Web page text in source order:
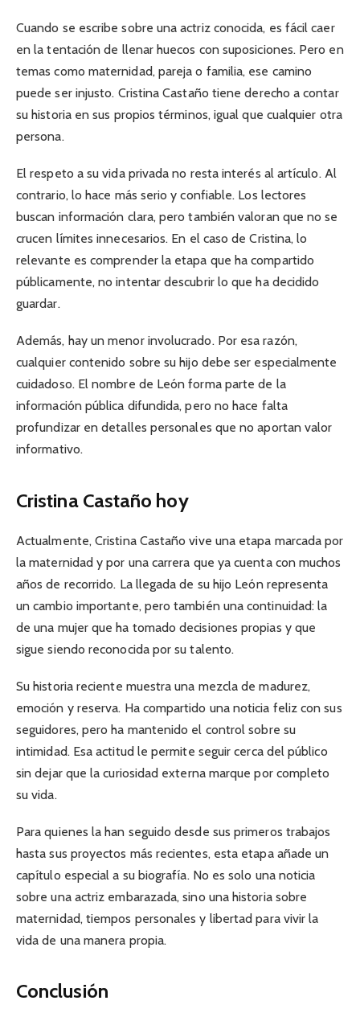
Cuando se escribe sobre una actriz conocida, es fácil caer
en la tentación de llenar huecos con suposiciones. Pero en
temas como maternidad, pareja o familia, ese camino
puede ser injusto. Cristina Castaño tiene derecho a contar
su historia en sus propios términos, igual que cualquier otra
persona.
El respeto a su vida privada no resta interés al artículo. Al
contrario, lo hace más serio y confiable. Los lectores
buscan información clara, pero también valoran que no se
crucen límites innecesarios. En el caso de Cristina, lo
relevante es comprender la etapa que ha compartido
públicamente, no intentar descubrir lo que ha decidido
guardar.
Además, hay un menor involucrado. Por esa razón,
cualquier contenido sobre su hijo debe ser especialmente
cuidadoso. El nombre de León forma parte de la
información pública difundida, pero no hace falta
profundizar en detalles personales que no aportan valor
informativo.
Cristina Castaño hoy
Actualmente, Cristina Castaño vive una etapa marcada por
la maternidad y por una carrera que ya cuenta con muchos
años de recorrido. La llegada de su hijo León representa
un cambio importante, pero también una continuidad: la
de una mujer que ha tomado decisiones propias y que
sigue siendo reconocida por su talento.
Su historia reciente muestra una mezcla de madurez,
emoción y reserva. Ha compartido una noticia feliz con sus
seguidores, pero ha mantenido el control sobre su
intimidad. Esa actitud le permite seguir cerca del público
sin dejar que la curiosidad externa marque por completo
su vida.
Para quienes la han seguido desde sus primeros trabajos
hasta sus proyectos más recientes, esta etapa añade un
capítulo especial a su biografía. No es solo una noticia
sobre una actriz embarazada, sino una historia sobre
maternidad, tiempos personales y libertad para vivir la
vida de una manera propia.
Conclusión